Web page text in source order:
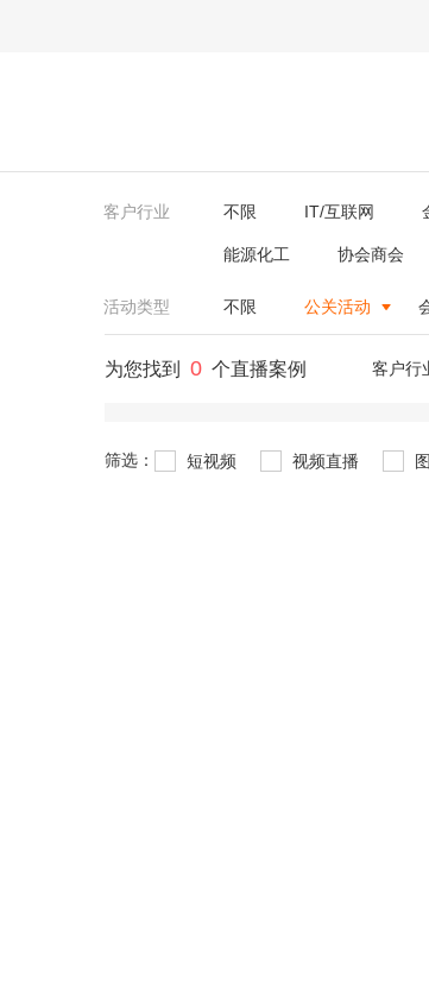
客户行业 不限 IT/互联网
能源化工 协会商会
活动类型 不限 公关活动
为您找到 0 个直播案例 客户行
筛选： 短视频 视频直播